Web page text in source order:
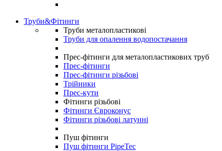
Труби&Фітинги
Труби металопластикові
Труби для опалення водопостачання
Прес-фітинги для металопластикових труб
Прес-фітинги
Прес-фітинги різьбові
Трійники
Прес-кути
Фітинги різьбові
Фітинги Євроконус
Фітинги різьбові латунні
Пуш фітинги
Пуш фітинги PipeTec